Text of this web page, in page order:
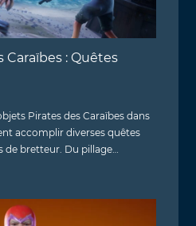
: Quêtes
Pirates des Caraïbes dans
accomplir diverses quêtes
bretteur. Du pillage…